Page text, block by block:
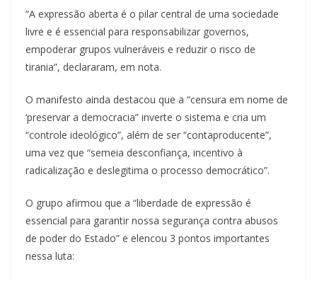
“A expressão aberta é o pilar central de uma sociedade
livre e é essencial para responsabilizar governos,
empoderar grupos vulneráveis ​​e reduzir o risco de
tirania”, declararam, em nota.
O manifesto ainda destacou que a “censura em nome de
‘preservar a democracia” inverte o sistema e cria um
“controle ideológico”, além de ser “contaproducente”,
uma vez que “semeia desconfiança, incentivo à
radicalização e deslegitima o processo democrático”.
O grupo afirmou que a “liberdade de expressão é
essencial para garantir nossa segurança contra abusos
de poder do Estado” e elencou 3 pontos importantes
nessa luta: